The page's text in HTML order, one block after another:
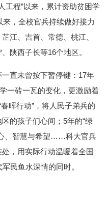
工程”以来，累计资助贫困学
，全校官兵持续做好接力
江、吉首、常德、桃江、
陕西子长等16个地区。
直未曾按下暂停键：17年
一砖一瓦的变化，更激励着
晖行动”，将人民子弟兵的
的孩子们心间；5年的“绿
、智慧与希望……科大官兵
，用实际行动温暖着全国
民鱼水深情的同时。